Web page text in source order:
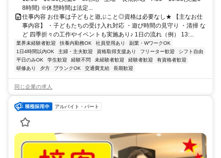
8時間) ※休憩時間は法定...
仕事内容 お仕事は子どもと遊ぶこと◎資格は必要なし★ 【主なお仕
事内容】 ・子どもたちの受け入れ対応 ・遊び時間の見守り ・清掃 な
ど 四季折々の工作やイベントも実施あり♪ 1日の流れ（例） 13:...
業界未経験者歓迎 扶養内勤務OK 社員登用あり
副業・WワークOK
1日4時間以内OK
主婦・主夫歓迎 資格取得支援あり フリーター歓迎
シフト自由
平日のみOK
学生歓迎 経験不問 未経験者歓迎 経験者歓迎
有資格者歓迎
研修あり
夕方 ブランクOK 交通費支給 長期歓迎
同じ企業の求人
アルバイト・パート